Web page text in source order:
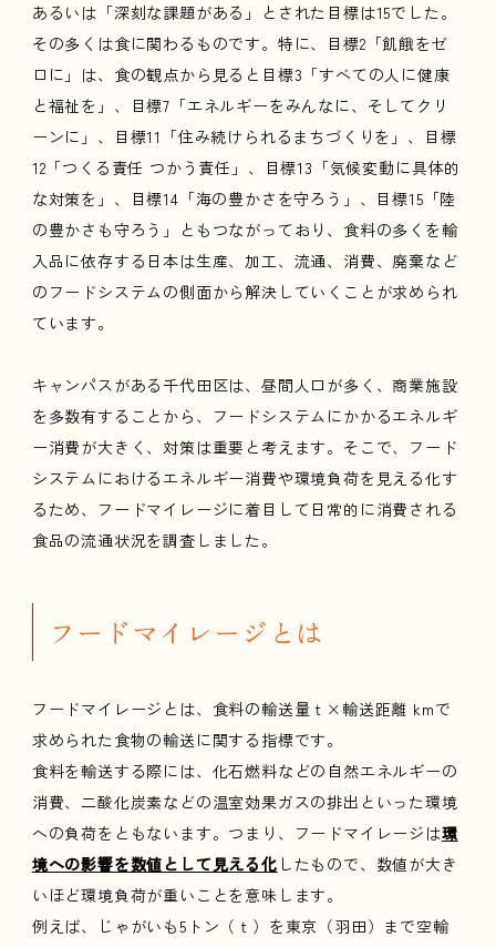
あるいは「深刻な課題がある」とされた目標は15でした。
その多くは食に関わるものです。特に、目標2「飢餓をゼ
ロに」は、食の観点から見ると目標3「すべての人に健康
と福祉を」、目標7「エネルギーをみんなに、そしてクリ
ーンに」、目標11「住み続けられるまちづくりを」、目標
12「つくる責任 つかう責任」、目標13「気候変動に具体的
な対策を」、目標14「海の豊かさを守ろう」、目標15「陸
の豊かさも守ろう」ともつながっており、食料の多くを輸
入品に依存する日本は生産、加工、流通、消費、廃棄など
のフードシステムの側面から解決していくことが求められ
ています。
キャンパスがある千代田区は、昼間人口が多く、商業施設
を多数有することから、フードシステムにかかるエネルギ
ー消費が大きく、対策は重要と考えます。そこで、フード
システムにおけるエネルギー消費や環境負荷を見える化す
るため、フードマイレージに着目して日常的に消費される
食品の流通状況を調査しました。
フードマイレージとは
フードマイレージとは、食料の輸送量ｔ×輸送距離 kmで
求められた食物の輸送に関する指標です。
食料を輸送する際には、化石燃料などの自然エネルギーの
消費、二酸化炭素などの温室効果ガスの排出といった環境
への負荷をともないます。つまり、フードマイレージは環
境への影響を数値として見える化 したもので、数値が大き
いほど環境負荷が重いことを意味します。
例えば、じゃがいも5トン（ｔ）を東京（羽田）まで空輸